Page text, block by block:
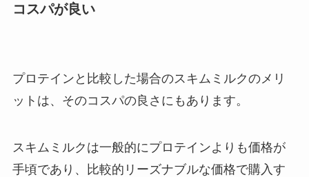
コスパが良い
プロテインと比較した場合のスキムミルクのメリ
ットは、そのコスパの良さにもあります。
スキムミルクは一般的にプロテインよりも価格が
手頃であり、比較的リーズナブルな価格で購入す